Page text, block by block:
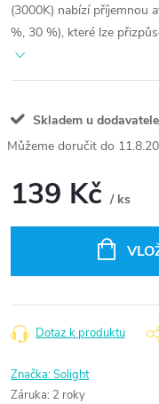
(3000K) nabízí příjemnou
%, 30 %), které lze
Skladem u dodavatele
139 Kč / ks
Dotaz k produktu
Značka:Solight
Záruka: 2 roky